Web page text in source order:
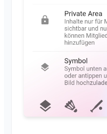
Anmodning om
Skift Klubraum-navn